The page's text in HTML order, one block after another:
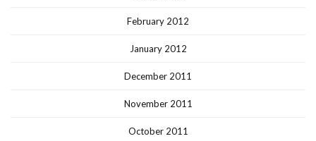
February 2012
January 2012
December 2011
November 2011
October 2011